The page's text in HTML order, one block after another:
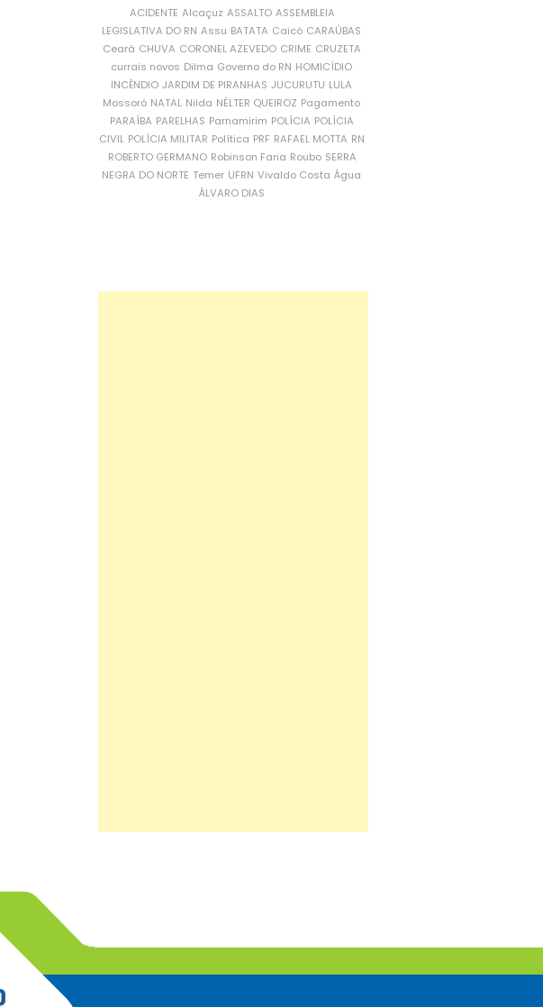
ACIDENTE Alcaçuz ASSALTO ASSEMBLEIA
LEGISLATIVA DO RN Assu BATATA Caicó CARAÚBAS
Ceará CHUVA CORONEL AZEVEDO CRIME CRUZETA
currais novos Dilma Governo do RN HOMICÍDIO
INCÊNDIO JARDIM DE PIRANHAS JUCURUTU LULA
Mossoró NATAL Nilda NÉLTER QUEIROZ Pagamento
PARAÍBA PARELHAS Parnamirim POLÍCIA POLÍCIA
CIVIL POLÍCIA MILITAR Política PRF RAFAEL MOTTA RN
ROBERTO GERMANO Robinson Faria Roubo SERRA
NEGRA DO NORTE Temer UFRN Vivaldo Costa Água
ÁLVARO DIAS